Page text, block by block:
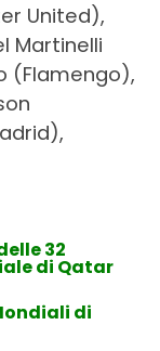
United),
Martinelli
(Flamengo),
32
di Qatar
di